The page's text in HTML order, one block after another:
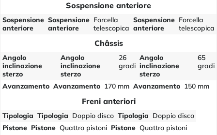
Sospensione anteriore
Sospensione
anteriore
Sospensione
anteriore
Forcella
telescopica
Sospensione
anteriore
Forcella
telescopica
Châssis
Angolo
inclinazione
sterzo
Angolo
inclinazione
sterzo
26
gradi
Angolo
inclinazione
sterzo
65
gradi
Avanzamento Avanzamento 170 mm Avanzamento 150 mm
Freni anteriori
Tipologia Tipologia Doppio disco Tipologia Doppio disco
Pistone Pistone Quattro pistoni Pistone Quattro pistoni